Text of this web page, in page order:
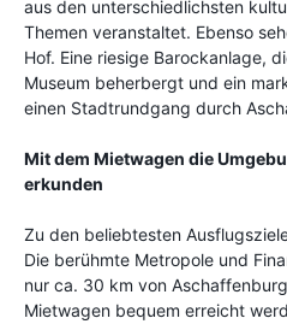
aus den unterschiedlichsten
Themen veranstaltet. Ebenso
Hof. Eine riesige Barockanlage,
Museum beherbergt und ein
einen Stadtrundgang durch
Mit dem Mietwagen die
erkunden
Zu den beliebtesten
Die berühmte Metropole und
nur ca. 30 km von
Mietwagen bequem erreicht